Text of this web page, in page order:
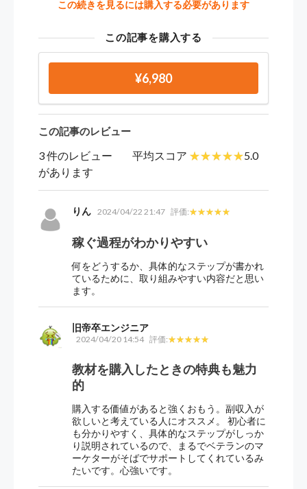
この続きを見るには購入する必要があります
この記事を購入する
¥6,980
この記事のレビュー
3 件のレビュー
があります
平均スコア 5.0
りん 2024/04/22 21:47 評価:
稼ぐ過程がわかりやすい
何をどうするか、具体的なステップが書かれ
ているために、取り組みやすい内容だと思い
ます。
旧帝卒エンジニア
2024/04/20 14:54 評価:
教材を購入したときの特典も魅力
的
購入する価値があると強くおもう。副収入が
欲しいと考えている人にオススメ。 初心者に
も分かりやすく、具体的なステップがしっか
り説明されているので、まるでベテランのマ
ーケターがそばでサポートしてくれているみ
たいです。心強いです。